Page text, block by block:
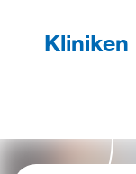
Kliniken